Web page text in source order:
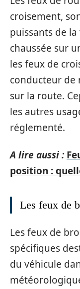
croisement,
puissants de
chaussée sur
les feux de
conducteur de
sur la route.
les autres
réglementé.
A lire aussi :
position :
Les feux de
Les feux de
spécifiques
du véhicule